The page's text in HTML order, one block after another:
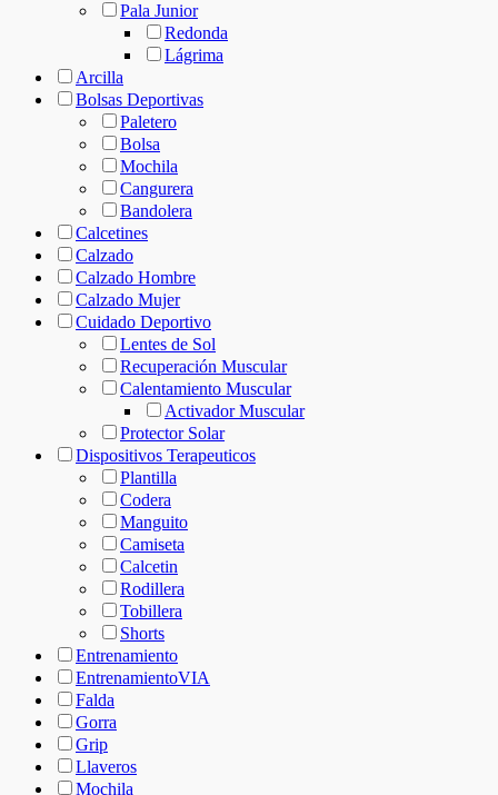
Pala Junior
Redonda
Lágrima
Arcilla
Bolsas Deportivas
Paletero
Bolsa
Mochila
Cangurera
Bandolera
Calcetines
Calzado
Calzado Hombre
Calzado Mujer
Cuidado Deportivo
Lentes de Sol
Recuperación Muscular
Calentamiento Muscular
Activador Muscular
Protector Solar
Dispositivos Terapeuticos
Plantilla
Codera
Manguito
Camiseta
Calcetin
Rodillera
Tobillera
Shorts
Entrenamiento
EntrenamientoVIA
Falda
Gorra
Grip
Llaveros
Mochila